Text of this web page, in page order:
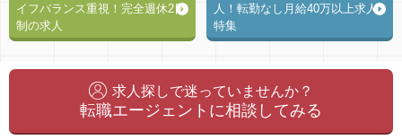
イフバランス重視！完全週休2日
制の求人
人！転勤なし月給40万以上求人
特集
求人探しで迷っていませんか？
転職エージェントに相談してみる